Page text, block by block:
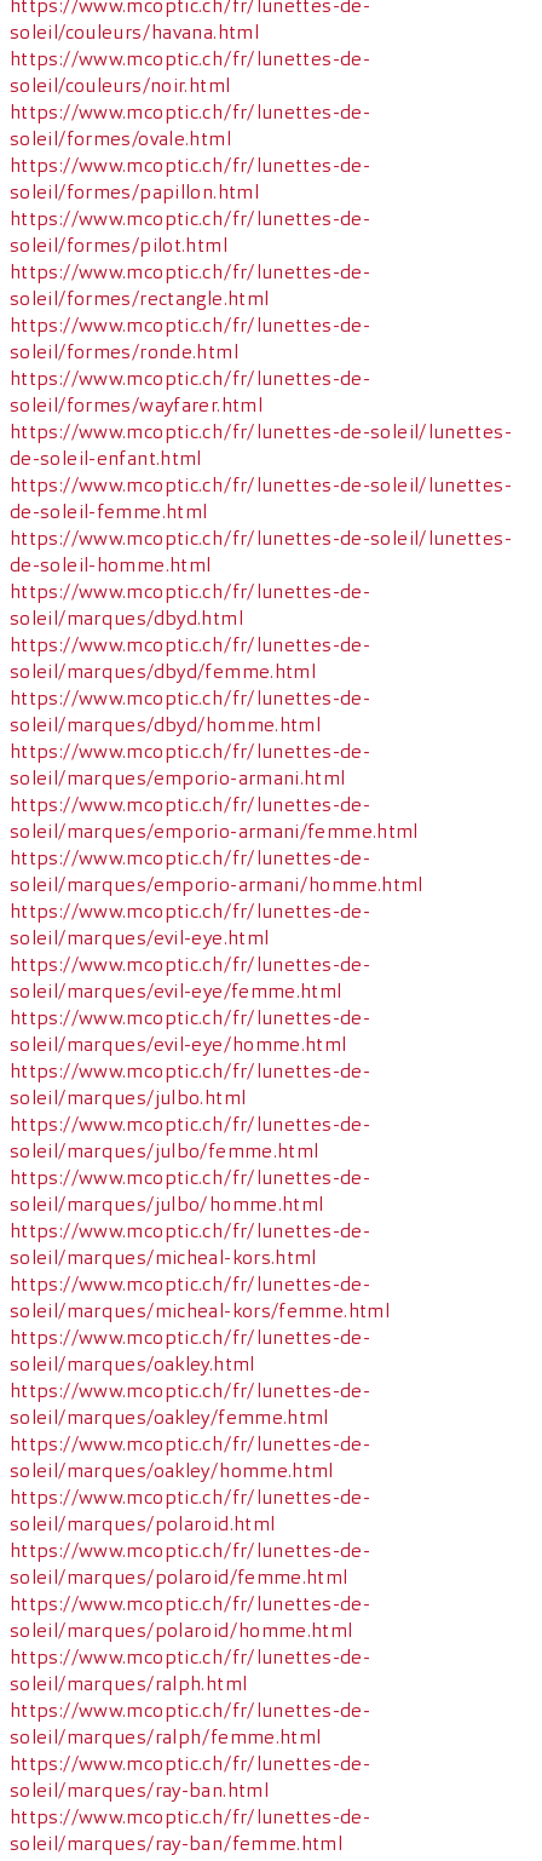
https://www.mcoptic.ch/fr/lunettes-de-
soleil/couleurs/havana.html
https://www.mcoptic.ch/fr/lunettes-de-
soleil/couleurs/noir.html
https://www.mcoptic.ch/fr/lunettes-de-
soleil/formes/ovale.html
https://www.mcoptic.ch/fr/lunettes-de-
soleil/formes/papillon.html
https://www.mcoptic.ch/fr/lunettes-de-
soleil/formes/pilot.html
https://www.mcoptic.ch/fr/lunettes-de-
soleil/formes/rectangle.html
https://www.mcoptic.ch/fr/lunettes-de-
soleil/formes/ronde.html
https://www.mcoptic.ch/fr/lunettes-de-
soleil/formes/wayfarer.html
https://www.mcoptic.ch/fr/lunettes-de-soleil/lunettes-
de-soleil-enfant.html
https://www.mcoptic.ch/fr/lunettes-de-soleil/lunettes-
de-soleil-femme.html
https://www.mcoptic.ch/fr/lunettes-de-soleil/lunettes-
de-soleil-homme.html
https://www.mcoptic.ch/fr/lunettes-de-
soleil/marques/dbyd.html
https://www.mcoptic.ch/fr/lunettes-de-
soleil/marques/dbyd/femme.html
https://www.mcoptic.ch/fr/lunettes-de-
soleil/marques/dbyd/homme.html
https://www.mcoptic.ch/fr/lunettes-de-
soleil/marques/emporio-armani.html
https://www.mcoptic.ch/fr/lunettes-de-
soleil/marques/emporio-armani/femme.html
https://www.mcoptic.ch/fr/lunettes-de-
soleil/marques/emporio-armani/homme.html
https://www.mcoptic.ch/fr/lunettes-de-
soleil/marques/evil-eye.html
https://www.mcoptic.ch/fr/lunettes-de-
soleil/marques/evil-eye/femme.html
https://www.mcoptic.ch/fr/lunettes-de-
soleil/marques/evil-eye/homme.html
https://www.mcoptic.ch/fr/lunettes-de-
soleil/marques/julbo.html
https://www.mcoptic.ch/fr/lunettes-de-
soleil/marques/julbo/femme.html
https://www.mcoptic.ch/fr/lunettes-de-
soleil/marques/julbo/homme.html
https://www.mcoptic.ch/fr/lunettes-de-
soleil/marques/micheal-kors.html
https://www.mcoptic.ch/fr/lunettes-de-
soleil/marques/micheal-kors/femme.html
https://www.mcoptic.ch/fr/lunettes-de-
soleil/marques/oakley.html
https://www.mcoptic.ch/fr/lunettes-de-
soleil/marques/oakley/femme.html
https://www.mcoptic.ch/fr/lunettes-de-
soleil/marques/oakley/homme.html
https://www.mcoptic.ch/fr/lunettes-de-
soleil/marques/polaroid.html
https://www.mcoptic.ch/fr/lunettes-de-
soleil/marques/polaroid/femme.html
https://www.mcoptic.ch/fr/lunettes-de-
soleil/marques/polaroid/homme.html
https://www.mcoptic.ch/fr/lunettes-de-
soleil/marques/ralph.html
https://www.mcoptic.ch/fr/lunettes-de-
soleil/marques/ralph/femme.html
https://www.mcoptic.ch/fr/lunettes-de-
soleil/marques/ray-ban.html
https://www.mcoptic.ch/fr/lunettes-de-
soleil/marques/ray-ban/femme.html